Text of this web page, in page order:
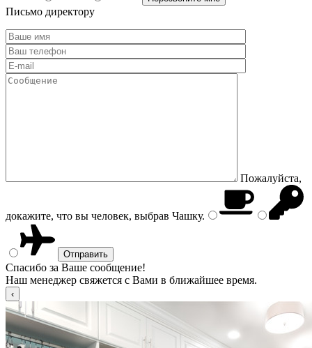
Письмо директору
Пожалуйста,
докажите, что вы человек, выбрав Чашку.
Спасибо за Ваше сообщение!
Наш менеджер свяжется с Вами в ближайшее время.